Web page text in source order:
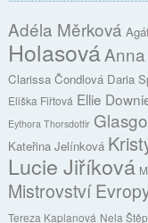
Adéla Měrková
Holasová
Clarissa Čondlová Daria
Eliška Fiřtová Ellie
Eythora Thorsdottir
Kateřina Jelínková
Lucie Jiříková
Mistrovství
Tereza Kaplanová Nela